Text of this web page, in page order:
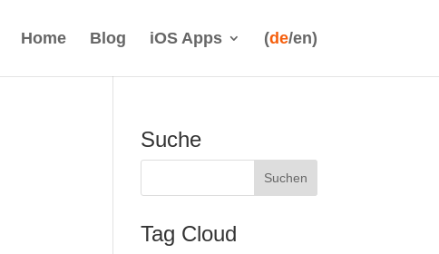
Home Blog iOS Apps (de/en)
Suche
Tag Cloud